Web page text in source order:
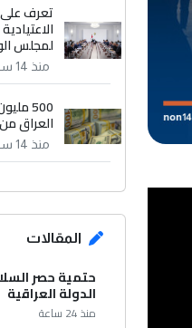
تعرف
لمجلس
منذ 14 ساعة
500
العراق
منذ 14 ساعة
المقالات
حتمية حصر
الدولة العراقية
منذ 24 ساعة